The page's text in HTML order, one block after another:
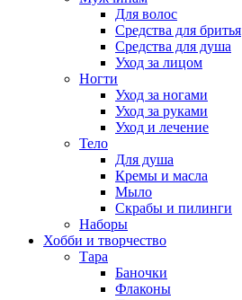
Для волос
Средства для бритья
Средства для душа
Уход за лицом
Ногти
Уход за ногами
Уход за руками
Уход и лечение
Тело
Для душа
Кремы и масла
Мыло
Скрабы и пилинги
Наборы
Хобби и творчество
Тара
Баночки
Флаконы